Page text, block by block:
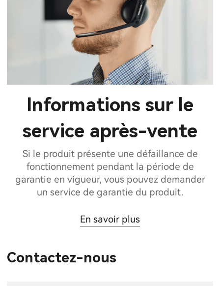
Informations sur le
service après-vente
Si le produit présente une défaillance de
fonctionnement pendant la période de
garantie en vigueur, vous pouvez demander
un service de garantie du produit.
En savoir plus
Contactez-nous